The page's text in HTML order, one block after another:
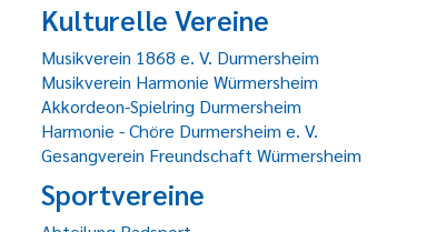
Kulturelle Vereine
Musikverein 1868 e. V. Durmersheim
Musikverein Harmonie Würmersheim
Akkordeon-Spielring Durmersheim
Harmonie - Chöre Durmersheim e. V.
Gesangverein Freundschaft Würmersheim
Sportvereine